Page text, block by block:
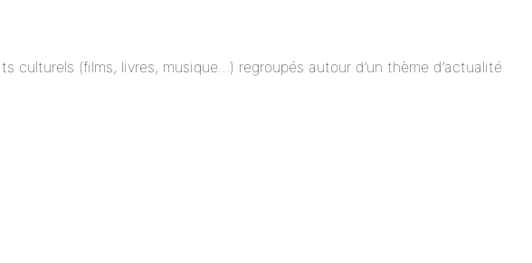
(films, livres, musique…) regroupés autour d’un thème d’actualité